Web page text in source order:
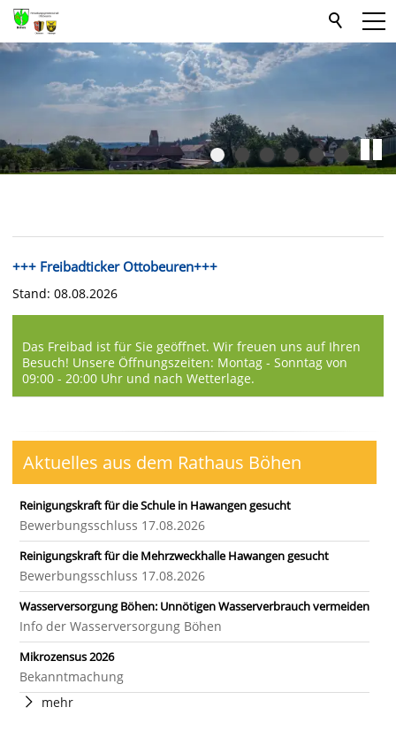
+++ Freibadticker Ottobeuren+++
Stand: 08.08.2026
Das Freibad ist für Sie geöffnet. Wir freuen uns auf Ihren
Besuch! Unsere Öffnungszeiten: Montag - Sonntag von
09:00 - 20:00 Uhr und nach Wetterlage.
Aktuelles aus dem Rathaus Böhen
Reinigungskraft für die Schule in Hawangen gesucht
Bewerbungsschluss 17.08.2026
Reinigungskraft für die Mehrzweckhalle Hawangen gesucht
Bewerbungsschluss 17.08.2026
Wasserversorgung Böhen: Unnötigen Wasserverbrauch vermeiden
Info der Wasserversorgung Böhen
Mikrozensus 2026
Bekanntmachung
mehr